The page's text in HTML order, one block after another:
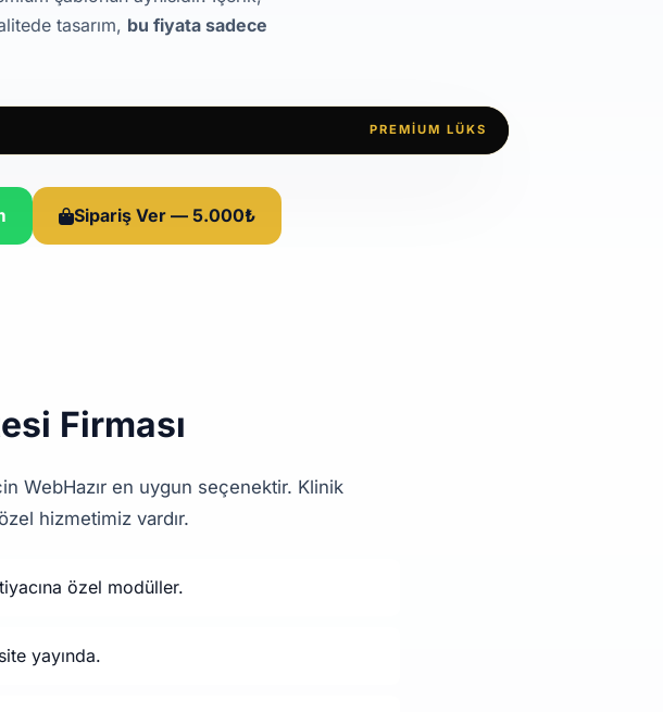
tasarım, bu fiyata sadece
PREMIUM LÜKS
Sipariş Ver — 5.000₺
Firması
WebHazır en uygun seçenektir. Klinik
hizmetimiz vardır.
özel modüller.
yayında.